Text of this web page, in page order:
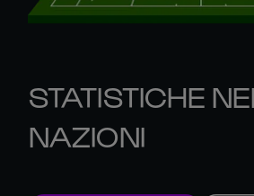
STATISTICHE
NAZIONI